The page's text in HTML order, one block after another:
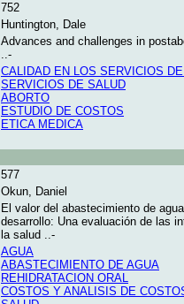
752
Huntington, Dale
Advances and challenges in
..-
CALIDAD EN LOS SERVICIOS
SERVICIOS DE SALUD
ABORTO
ESTUDIO DE COSTOS
ETICA MEDICA
577
Okun, Daniel
El valor del abastecimiento de
desarrollo: Una evaluación de las
la salud ..-
AGUA
ABASTECIMIENTO DE AGUA
REHIDRATACION ORAL
COSTOS Y ANALISIS DE